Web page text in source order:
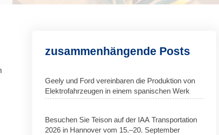
zusammenhängende Posts
Geely und Ford vereinbaren die Produktion von
Elektrofahrzeugen in einem spanischen Werk
Besuchen Sie Teison auf der IAA Transportation
2026 in Hannover vom 15.–20. September